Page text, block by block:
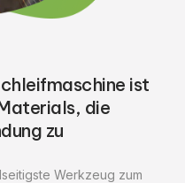
ist
die
zu
Werkzeug zum